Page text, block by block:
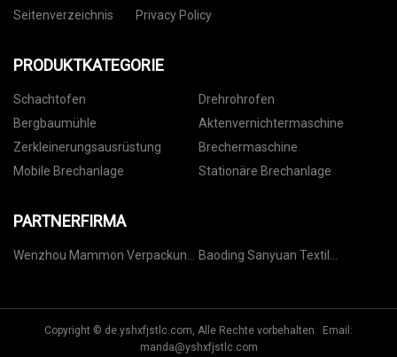
Seitenverzeichnis
Privacy Policy
PRODUKTKATEGORIE
Schachtofen
Drehrohrofen
Bergbaumühle
Aktenvernichtermaschine
Zerkleinerungsausrüstung
Brechermaschine
Mobile Brechanlage
Stationäre Brechanlage
PARTNERFIRMA
Wenzhou Mammon Verpackung
Baoding Sanyuan Textil
Copyright © de.yshxfjstlc.com, Alle Rechte vorbehalten. Email:
manda@yshxfjstlc.com